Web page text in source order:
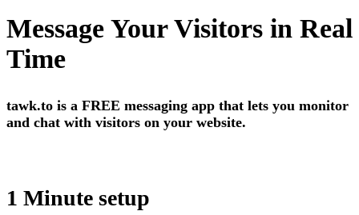
Message Your Visitors in Real
Time
tawk.to is a FREE messaging app that lets you monitor
and chat with visitors on your website.
1 Minute setup